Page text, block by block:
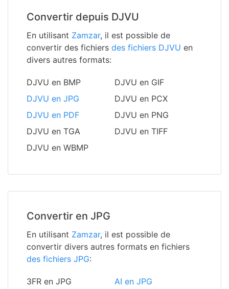
Convertir depuis DJVU
En utilisant Zamzar, il est possible de
convertir des fichiers des fichiers DJVU en
divers autres formats:
DJVU en BMP
DJVU en GIF
DJVU en JPG
DJVU en PCX
DJVU en PDF
DJVU en PNG
DJVU en TGA
DJVU en TIFF
DJVU en WBMP
Convertir en JPG
En utilisant Zamzar, il est possible de
convertir divers autres formats en fichiers
des fichiers JPG:
3FR en JPG
AI en JPG